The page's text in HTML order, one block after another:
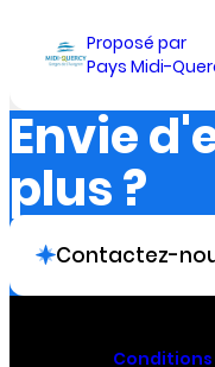
Proposé par
Pays Midi-
Envie
plus ?
Contactez-
Conditions